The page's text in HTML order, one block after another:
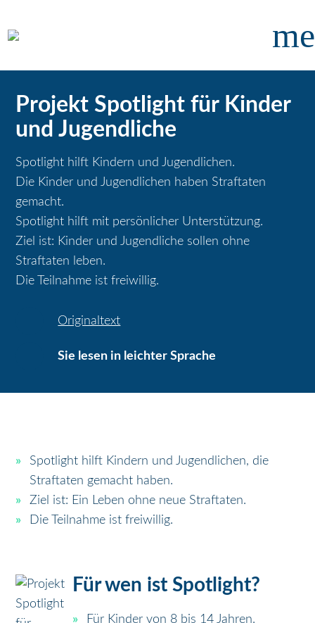
Projekt Spotlight für Kinder
und Jugendliche
Spotlight hilft Kindern und Jugendlichen.
Die Kinder und Jugendlichen haben Straftaten
gemacht.
Spotlight hilft mit persönlicher Unterstützung.
Ziel ist: Kinder und Jugendliche sollen ohne
Straftaten leben.
Die Teilnahme ist freiwillig.
Originaltext
Sie lesen in leichter Sprache
Spotlight hilft Kindern und Jugendlichen, die
Straftaten gemacht haben.
Ziel ist: Ein Leben ohne neue Straftaten.
Die Teilnahme ist freiwillig.
Für wen ist Spotlight?
Für Kinder von 8 bis 14 Jahren.